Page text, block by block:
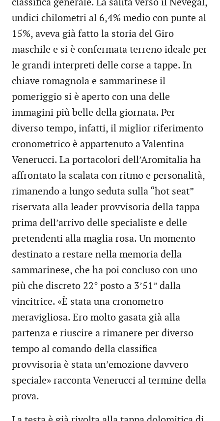
classifica generale. La salita verso il Nevegal,
undici chilometri al 6,4% medio con punte al
15%, aveva già fatto la storia del Giro
maschile e si è confermata terreno ideale per
le grandi interpreti delle corse a tappe. In
chiave romagnola e sammarinese il
pomeriggio si è aperto con una delle
immagini più belle della giornata. Per
diverso tempo, infatti, il miglior riferimento
cronometrico è appartenuto a Valentina
Venerucci. La portacolori dell’Aromitalia ha
affrontato la scalata con ritmo e personalità,
rimanendo a lungo seduta sulla “hot seat”
riservata alla leader provvisoria della tappa
prima dell’arrivo delle specialiste e delle
pretendenti alla maglia rosa. Un momento
destinato a restare nella memoria della
sammarinese, che ha poi concluso con uno
più che discreto 22° posto a 3’51” dalla
vincitrice. «È stata una cronometro
meravigliosa. Ero molto gasata già alla
partenza e riuscire a rimanere per diverso
tempo al comando della classifica
provvisoria è stata un’emozione davvero
speciale» racconta Venerucci al termine della
prova.